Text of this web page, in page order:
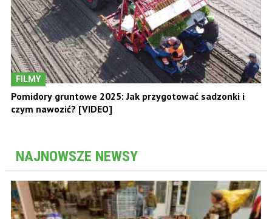
FILMY
Pomidory gruntowe 2025: Jak przygotować sadzonki i
czym nawozić? [VIDEO]
NAJNOWSZE NEWSY